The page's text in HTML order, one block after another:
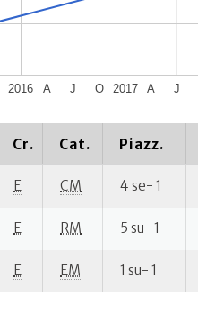
2016 2017
A J O A J
Cr. Cat. Piazz.
E CM 4 se- 1
E RM 5 su- 1
E EM 1 su- 1